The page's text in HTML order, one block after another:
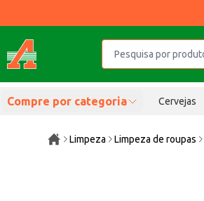
Compre por categoria Cervejas
Limpeza Limpeza de roupas